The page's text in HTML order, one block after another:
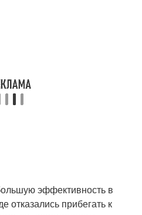
эффективность в
прибегать к